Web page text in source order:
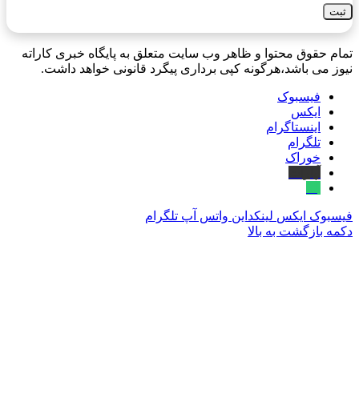
تمام حقوق محتوا و ظاهر وب سایت متعلق به پایگاه خبری کاراته
نیوز می باشد،هرگونه کپی برداری پیگرد قانونی خواهد داشت.
فیسبوک
ایکس
اینستاگرام
تلگرام
خوراک
فیسبوک ایکس لینکداین واتس آپ تلگرام
دکمه بازگشت به بالا